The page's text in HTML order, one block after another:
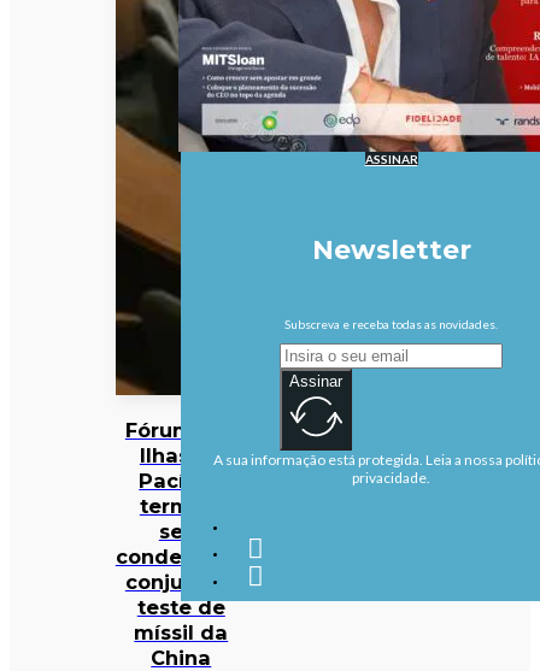
Fórum das
Ilhas do
Pacífico
termina
sem
condenação
conjunta a
teste de
míssil da
China
ASSINAR
Newsletter
Subscreva e receba todas as novidades.
Assinar
A sua informação está protegida. Leia a nossa
privacidade.